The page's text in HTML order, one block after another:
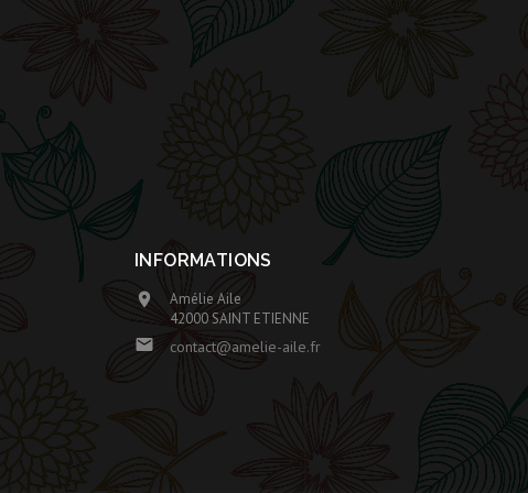
INFORMATIONS

Amélie Aile
42000 SAINT ETIENNE
 contact@amelie-aile.fr